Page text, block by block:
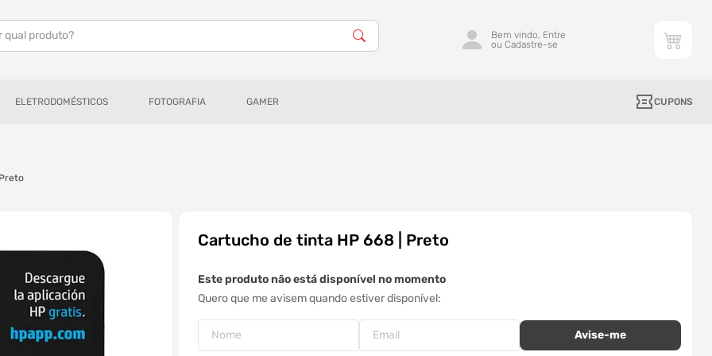
qual produto?
Bem vindo, Entre
ou Cadastre-se
ELETRODOMÉSTICOS FOTOGRAFIA GAMER CUPONS
Cartucho de tinta HP 668 | Preto
Este produto não está disponível no momento
Quero que me avisem quando estiver disponível